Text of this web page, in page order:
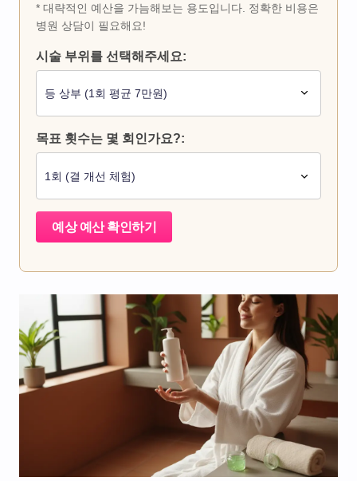
* 대략적인 예산을 가늠해보는 용도입니다. 정확한 비용은
병원 상담이 필요해요!
시술 부위를 선택해주세요:
목표 횟수는 몇 회인가요?:
예상 예산 확인하기